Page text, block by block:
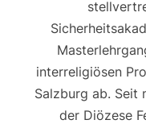
interreligiösen
Salzburg ab. Seit
der Diözese